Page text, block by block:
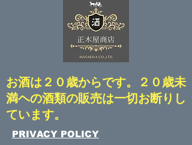
​お酒は２０歳からです。２０歳未
満ヘの酒類の販売は一切お断りし
ています。
​PRIVACY POLICY